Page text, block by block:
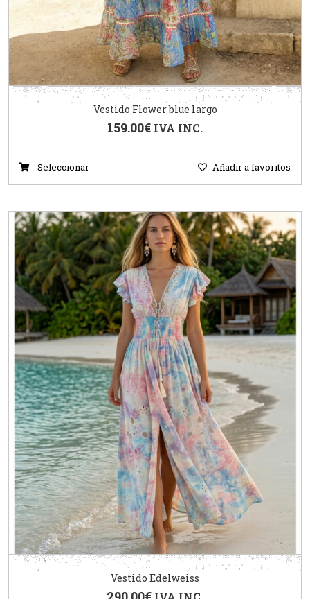
Vestido Flower blue largo
159.00€ IVA INC.
Seleccionar Añadir a favoritos
Vestido Edelweiss